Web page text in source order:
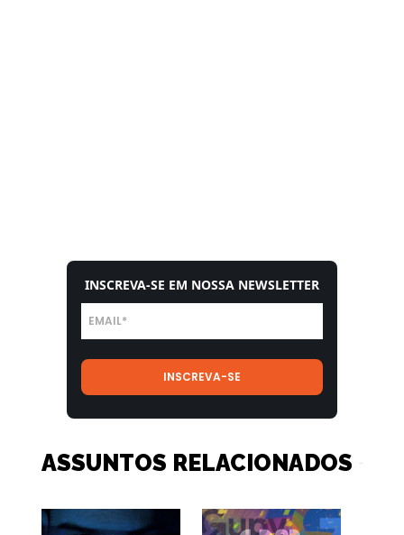
INSCREVA-SE EM NOSSA NEWSLETTER
ASSUNTOS RELACIONADOS